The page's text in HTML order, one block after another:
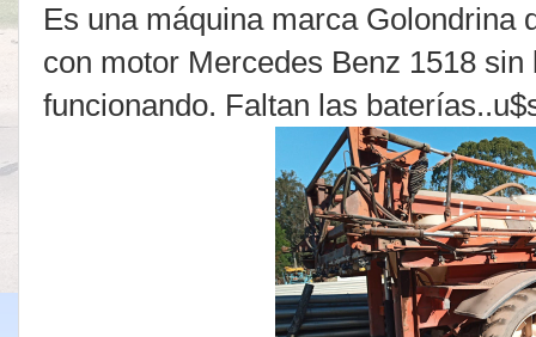
Es una máquina marca Golondrina
con motor Mercedes Benz 1518
funcionando. Faltan las